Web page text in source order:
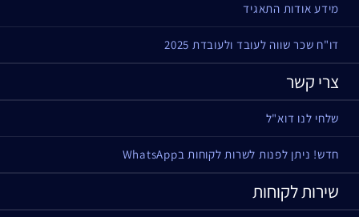
מידע אודות התאגיד
דו"ח שכר שווה לעובד ולעובדת 2025
צרי קשר
שלחי לנו דוא"ל
חדש! ניתן לפנות לשרות לקוחות בWhatsApp
שירות לקוחות